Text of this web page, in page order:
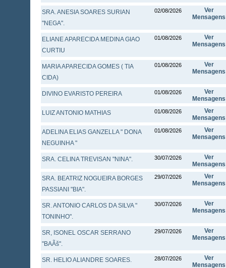
SRA. ANESIA SOARES SURIAN
"NEGA".
02/08/2026
Ver
Mensagens
ELIANE APARECIDA MEDINA GIAO
CURTIU
01/08/2026
Ver
Mensagens
MARIA APARECIDA GOMES ( TIA
CIDA)
01/08/2026
Ver
Mensagens
DIVINO EVARISTO PEREIRA 01/08/2026
Ver
Mensagens
LUIZ ANTONIO MATHIAS
01/08/2026
Ver
Mensagens
ADELINA ELIAS GANZELLA " DONA
NEGUINHA "
01/08/2026
Ver
Mensagens
SRA. CELINA TREVISAN "NINA". 30/07/2026
Ver
Mensagens
SRA. BEATRIZ NOGUEIRA BORGES
PASSIANI "BIA".
29/07/2026
Ver
Mensagens
SR. ANTONIO CARLOS DA SILVA "
TONINHO".
30/07/2026
Ver
Mensagens
SR, ISONEL OSCAR SERRANO
"BAÃš".
29/07/2026
Ver
Mensagens
SR. HELIO ALIANDRE SOARES. 28/07/2026
Ver
Mensagens